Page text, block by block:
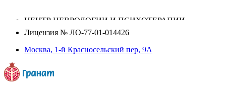
ЦЕНТР НЕВРОЛОГИИ И ПСИХОТЕРАПИИ
Лицензия № ЛО-77-01-014426
Москва, 1-й Красносельский пер, 9А